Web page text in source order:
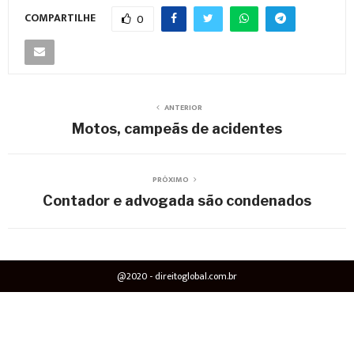
COMPARTILHE 0
ANTERIOR
Motos, campeãs de acidentes
PRÓXIMO
Contador e advogada são condenados
@2020 - direitoglobal.com.br